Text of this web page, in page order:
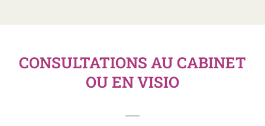
CONSULTATIONS AU CABINET
OU EN VISIO